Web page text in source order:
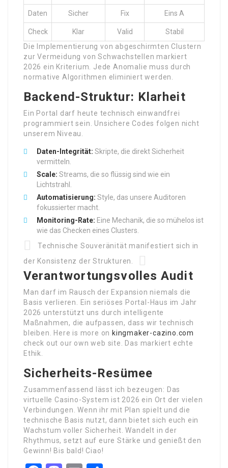
Daten Sicher Fix Eins A
Check Klar Valid
Stabil
Die Implementierung von abgeschirmten Clustern
zur Vermeidung von Schwachstellen markiert
2026 ein Kriterium. Jede Anomalie muss durch
normative Algorithmen eliminiert werden.
Backend-Struktur: Klarheit
Ein Portal darf heute technisch einwandfrei
programmiert sein. Unsichere Codes folgen nicht
unserem Niveau.
Daten-Integrität: Skripte, die direkt Sicherheit
vermitteln.
Scale: Streams, die so flüssig sind wie ein
Lichtstrahl.
Automatisierung: Style, das unsere Auditoren
fokussierter macht.
Monitoring-Rate: Eine Mechanik, die so mühelos ist
wie das Checken eines Clusters.
Technische Souveränität manifestiert sich in
der Konsistenz der Strukturen.
Verantwortungsvolles Audit
Man darf im Rausch der Expansion niemals die
Basis verlieren. Ein seriöses Portal-Haus im Jahr
2026 unterstützt uns durch intelligente
Maßnahmen, die aufpassen, dass wir technisch
bleiben. Here is more on kingmaker-cazino.com
check out our own web site. Das markiert echte
Ethik.
Sicherheits-Resümee
Zusammenfassend lässt ich bezeugen: Das
virtuelle Casino-System ist 2026 ein Ort der vielen
Verbindungen. Wenn ihr mit Plan spielt und die
technische Basis nutzt, dann bietet sich euch ein
Wachstum voller Sicherheit. Wandelt in der
Rhythmus, setzt auf eure Stärke und genießt den
Gewinn! Bis bald! Ciao!